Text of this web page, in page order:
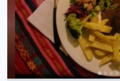
Previous